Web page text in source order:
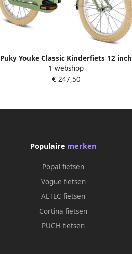
Puky Youke Classic Kinderfiets 12 inch
incl. stuur d Retro groen vanaf 3 jaar
1 webshop
€ 247,50
Populaire merken
Popal fietsen
Vogue fietsen
ALTEC fietsen
Cortina fietsen
PUCH fietsen